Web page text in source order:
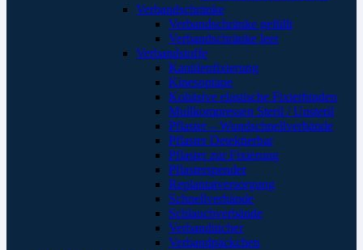
Verbandschränke
Verbandschränke gefüllt
Verbandschränke leer
Verbandstoffe
Kanülenfixierung
Kinesoptape
Kohäsive elastische Fixierbinden
Mullkompressen Steril / Unsteril
Pflaster – Wundschnellverbände
Pflaster Detektierbar
Pflaster zur Fixierung
Pflasterspender
Replantatversorgung
Schnellverbände
Schlauchverbände
Verbandtücher
Verbandpäckchen